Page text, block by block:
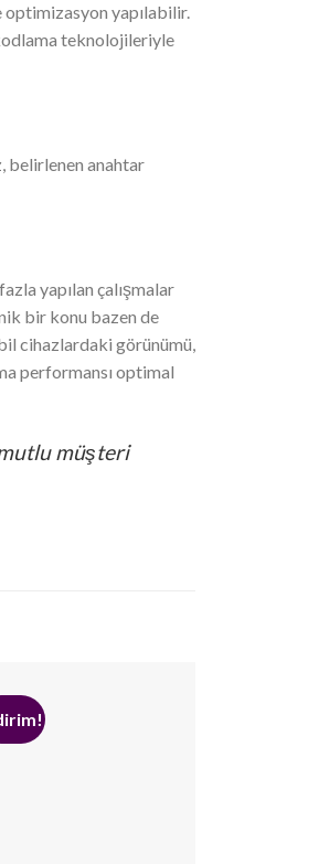
optimizasyon yapılabilir.
teknolojileriyle
belirlenen anahtar
yapılan çalışmalar
bir konu bazen de
cihazlardaki görünümü,
performansı optimal
müşteri